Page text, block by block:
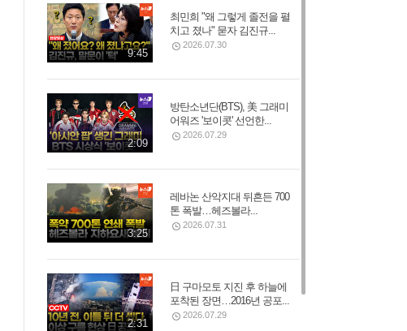
9:45
최민희 "왜 그렇게 졸전을 펼
치고 졌나" 묻자 김진규...
2026.07.30
2:09
방탄소년단(BTS), 美 그래미
어워즈 '보이콧' 선언한...
2026.07.29
3:25
레바논 산악지대 뒤흔든 700
톤 폭발…헤즈볼라...
2026.07.31
2:31
日 구마모토 지진 후 하늘에
포착된 장면…2016년 공포...
2026.07.29